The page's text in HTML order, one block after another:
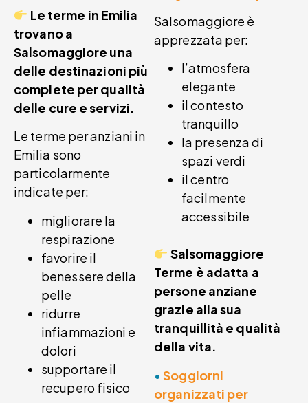
Le terme in Emilia
trovano a
Salsomaggiore una
delle destinazioni più
complete per qualità
delle cure e servizi.
Le terme per anziani in
Emilia sono
particolarmente
indicate per:
migliorare la
respirazione
favorire il
benessere della
pelle
ridurre
infiammazioni e
dolori
supportare il
recupero fisico
Salsomaggiore è
apprezzata per:
l’atmosfera
elegante
il contesto
tranquillo
la presenza di
spazi verdi
il centro
facilmente
accessibile
Salsomaggiore
Terme è adatta a
persone anziane
grazie alla sua
tranquillità e qualità
della vita.
•Soggiorni
organizzati per